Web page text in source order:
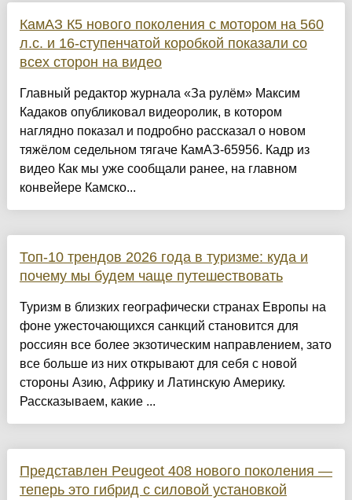
КамАЗ К5 нового поколения с мотором на 560
л.с. и 16-ступенчатой коробкой показали со
всех сторон на видео
Главный редактор журнала «За рулём» Максим
Кадаков опубликовал видеоролик, в котором
наглядно показал и подробно рассказал о новом
тяжёлом седельном тягаче КамАЗ-65956. Кадр из
видео Как мы уже сообщали ранее, на главном
конвейере Камско...
Топ-10 трендов 2026 года в туризме: куда и
почему мы будем чаще путешествовать
Туризм в близких географически странах Европы на
фоне ужесточающихся санкций становится для
россиян все более экзотическим направлением, зато
все больше из них открывают для себя с новой
стороны Азию, Африку и Латинскую Америку.
Рассказываем, какие ...
Представлен Peugeot 408 нового поколения —
теперь это гибрид с силовой установкой